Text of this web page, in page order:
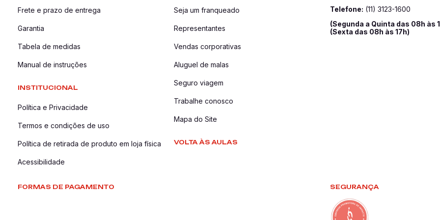
Frete e prazo de entrega
Garantia
Tabela de medidas
Manual de instruções
INSTITUCIONAL
Política e Privacidade
Termos e condições de uso
Política de retirada de produto em loja física
Acessibilidade
Seja um franqueado
Representantes
Vendas corporativas
Aluguel de malas
Seguro viagem
Trabalhe conosco
Mapa do Site
VOLTA ÀS AULAS
Telefone: (11) 3123-1600
(Segunda a Quinta das 08h às
(Sexta das 08h às 17h)
FORMAS DE PAGAMENTO SEGURANÇA